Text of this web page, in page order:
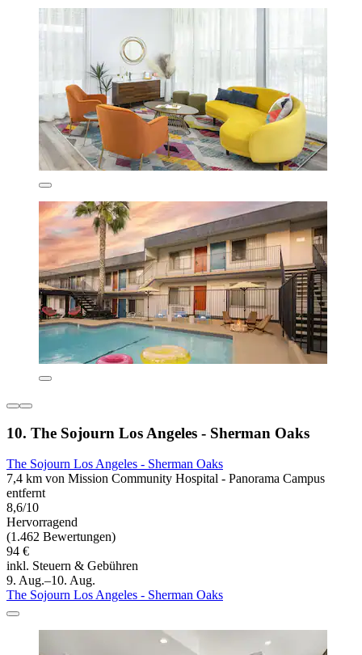
10. The Sojourn Los Angeles - Sherman Oaks
The Sojourn Los Angeles - Sherman Oaks
7,4 km von Mission Community Hospital - Panorama Campus
entfernt
8,6/10
Hervorragend
(1.462 Bewertungen)
94 €
inkl. Steuern & Gebühren
9. Aug.–10. Aug.
The Sojourn Los Angeles - Sherman Oaks